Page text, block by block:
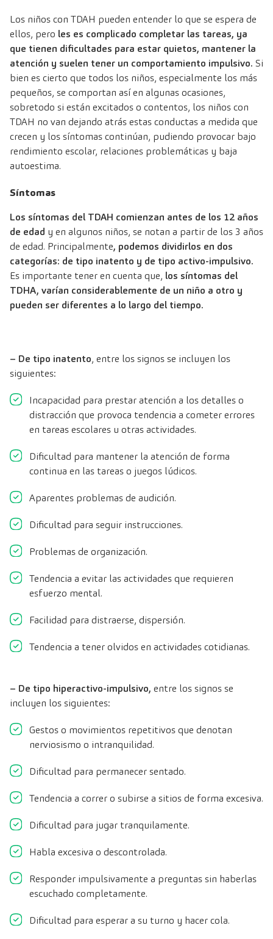
Los niños con TDAH pueden entender lo que se espera de
ellos, pero les es complicado completar las tareas, ya
que tienen dificultades para estar quietos, mantener la
atención y suelen tener un comportamiento impulsivo. Si
bien es cierto que todos los niños, especialmente los más
pequeños, se comportan así en algunas ocasiones,
sobretodo si están excitados o contentos, los niños con
TDAH no van dejando atrás estas conductas a medida que
crecen y los síntomas continúan, pudiendo provocar bajo
rendimiento escolar, relaciones problemáticas y baja
autoestima.
Síntomas
Los síntomas del TDAH comienzan antes de los 12 años
de edad y en algunos niños, se notan a partir de los 3 años
de edad. Principalmente, podemos dividirlos en dos
categorías: de tipo inatento y de tipo activo-impulsivo.
Es importante tener en cuenta que, los síntomas del
TDHA, varían considerablemente de un niño a otro y
pueden ser diferentes a lo largo del tiempo.
– De tipo inatento, entre los signos se incluyen los
siguientes:
Incapacidad para prestar atención a los detalles o
distracción que provoca tendencia a cometer errores
en tareas escolares u otras actividades.
Dificultad para mantener la atención de forma
continua en las tareas o juegos lúdicos.
Aparentes problemas de audición.
Dificultad para seguir instrucciones.
Problemas de organización.
Tendencia a evitar las actividades que requieren
esfuerzo mental.
Facilidad para distraerse, dispersión.
Tendencia a tener olvidos en actividades cotidianas.
– De tipo hiperactivo-impulsivo, entre los signos se
incluyen los siguientes:
Gestos o movimientos repetitivos que denotan
nerviosismo o intranquilidad.
Dificultad para permanecer sentado.
Tendencia a correr o subirse a sitios de forma excesiva.
Dificultad para jugar tranquilamente.
Habla excesiva o descontrolada.
Responder impulsivamente a preguntas sin haberlas
escuchado completamente.
Dificultad para esperar a su turno y hacer cola.